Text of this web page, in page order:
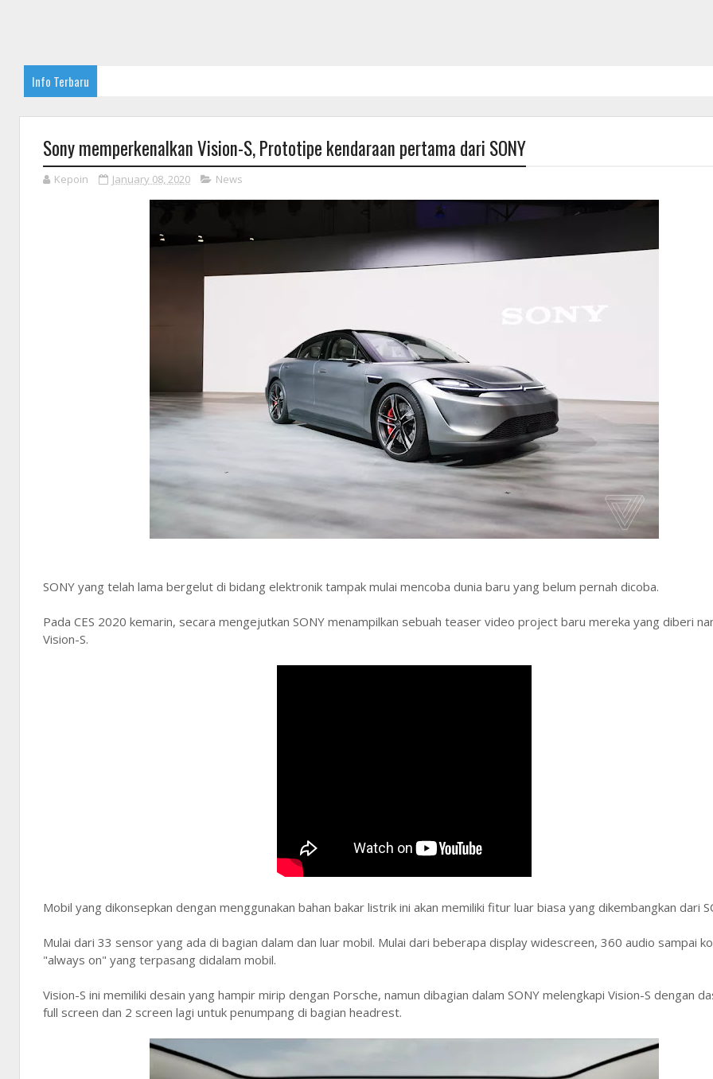
Info Terbaru
Sony memperkenalkan Vision-S, Prototipe kendaraan pertama dari SONY
Kepoin January 08, 2020 News
SONY yang telah lama bergelut di bidang elektronik tampak mulai mencoba dunia baru yang belum pernah dicoba.
Pada CES 2020 kemarin, secara mengejutkan SONY menampilkan sebuah teaser video project baru mereka yang diberi
Vision-S.
Mobil yang dikonsepkan dengan menggunakan bahan bakar listrik ini akan memiliki fitur luar biasa yang dikembangkan dari
Mulai dari 33 sensor yang ada di bagian dalam dan luar mobil. Mulai dari beberapa display widescreen, 360 audio sampai
"always on" yang terpasang didalam mobil.
Vision-S ini memiliki desain yang hampir mirip dengan Porsche, namun dibagian dalam SONY melengkapi Vision-S dengan
full screen dan 2 screen lagi untuk penumpang di bagian headrest.